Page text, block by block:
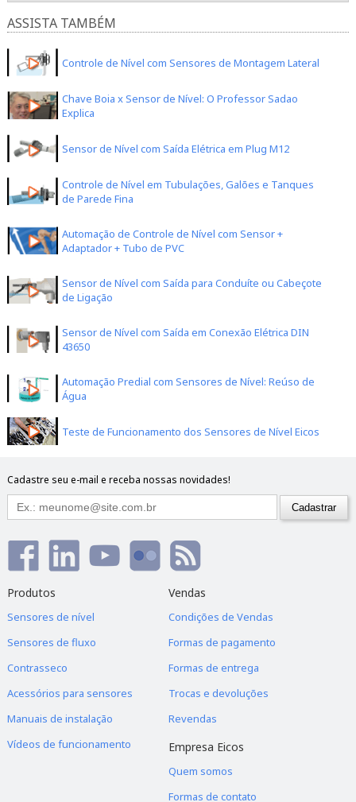
LA26M-40
Ver Detalhes
LA36-M12
Resistência para líquidos até 125°C.
Ver Detalhes
Água, combustíveis e lubrificantes.
Ver Detalhes
LA22N-40
Produtos químicos e ácidos.
R$ 85,00
ASSISTA TAMBÉM
Controle de Nível com Sensores de Montagem Lateral
Chave Boia x Sensor de Nível: O Professor Sadao
Explica
Sensor de Nível com Saída Elétrica em Plug M12
Controle de Nível em Tubulações, Galões e Tanques
de Parede Fina
Automação de Controle de Nível com Sensor +
Adaptador + Tubo de PVC
Sensor de Nível com Saída para Conduíte ou Cabeçote
de Ligação
Sensor de Nível com Saída em Conexão Elétrica DIN
43650
Automação Predial com Sensores de Nível: Reúso de
Água
Teste de Funcionamento dos Sensores de Nível Eicos
Cadastre seu e-mail e receba nossas novidades!
Produtos
Sensores de nível
Sensores de fluxo
Contrasseco
Acessórios para sensores
Manuais de instalação
Vídeos de funcionamento
Vendas
Condições de Vendas
Formas de pagamento
Formas de entrega
Trocas e devoluções
Revendas
Empresa Eicos
Quem somos
Formas de contato